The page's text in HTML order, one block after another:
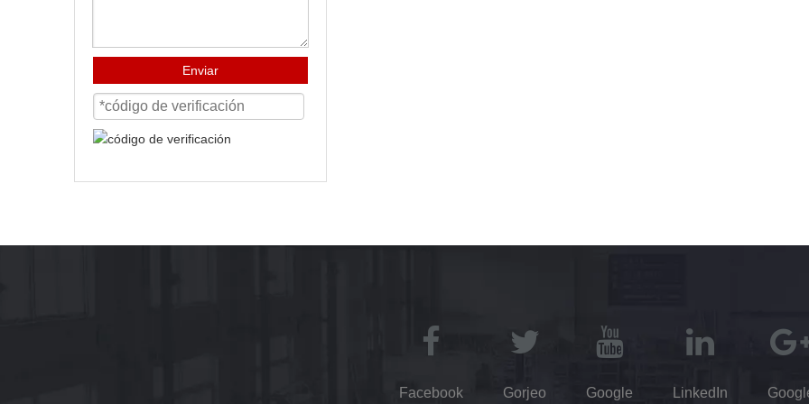
Enviar
Facebook Gorjeo Google LinkedIn